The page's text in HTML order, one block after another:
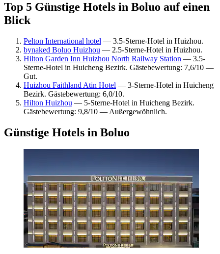
Top 5 Günstige Hotels in Boluo auf einen
Blick
Pelton International hotel — 3.5-Sterne-Hotel in Huizhou.
bynaked Boluo Huizhou — 2.5-Sterne-Hotel in Huizhou.
Hilton Garden Inn Huizhou North Railway Station — 3.5-
Sterne-Hotel in Huicheng Bezirk. Gästebewertung: 7,6/10 —
Gut.
Huizhou Faithland Atin Hotel — 3-Sterne-Hotel in Huicheng
Bezirk. Gästebewertung: 6,0/10.
Hilton Huizhou — 5-Sterne-Hotel in Huicheng Bezirk.
Gästebewertung: 9,8/10 — Außergewöhnlich.
Günstige Hotels in Boluo